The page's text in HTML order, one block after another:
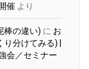
催 より
棒の違い) に お
分けてみる) |
会／セミナー